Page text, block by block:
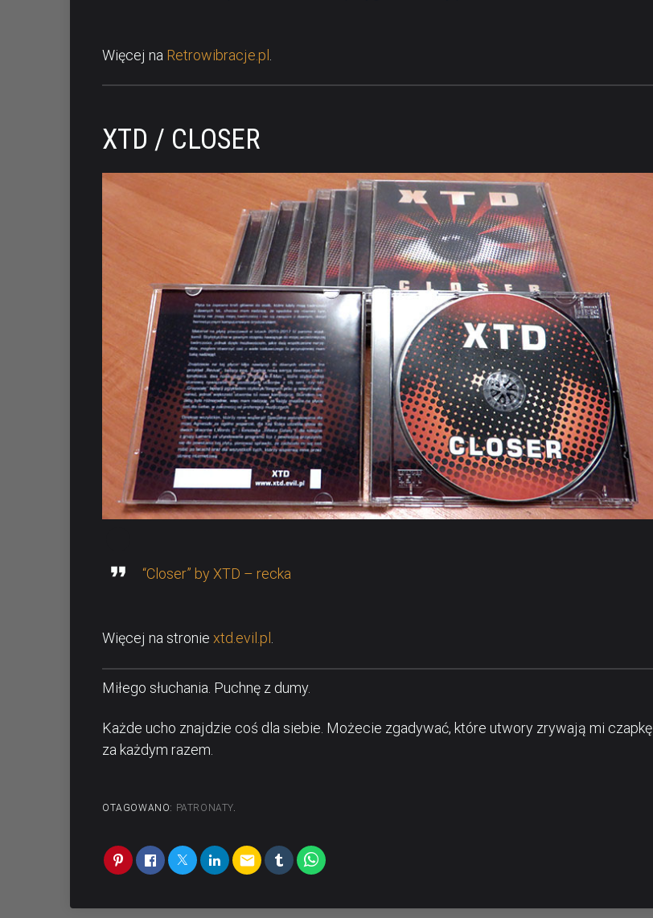
Więcej na Retrowibracje.pl
XTD / CLOSER
“Closer” by XTD – recka
Więcej na stronie xtd.evil.pl
Miłego słuchania. Puchnę z dumy.
Każde ucho znajdzie coś dla siebie. Możecie zgadywać, które utwory zrywają mi czapkę
za każdym razem.
OTAGOWANO: PATRONATY.
email